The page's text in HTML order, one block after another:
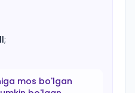
;
mos bo'lgan